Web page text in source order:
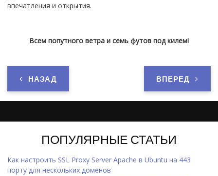
впечатления и открытия.
Всем попутного ветра и семь футов под килем!
НАЗАД ВПЕРЕД
ПОПУЛЯРНЫЕ СТАТЬИ
Как настроить SSL Proxy Server Apache в Ubuntu на 443
порту для нескольких доменов